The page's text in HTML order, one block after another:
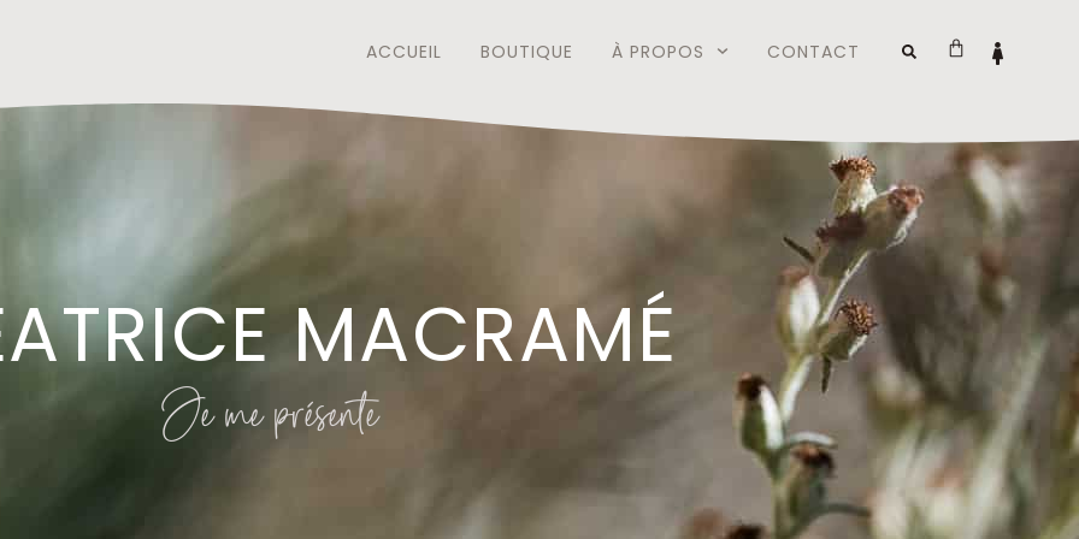
ACCUEIL BOUTIQUE À PROPOS CONTACT
MACRAMÉ
Je me présente